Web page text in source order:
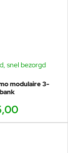
snel bezorgd
modulaire 3-